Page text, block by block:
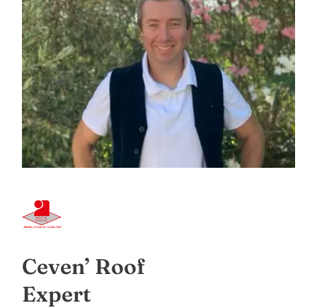
Ceven’ Roof
Expert